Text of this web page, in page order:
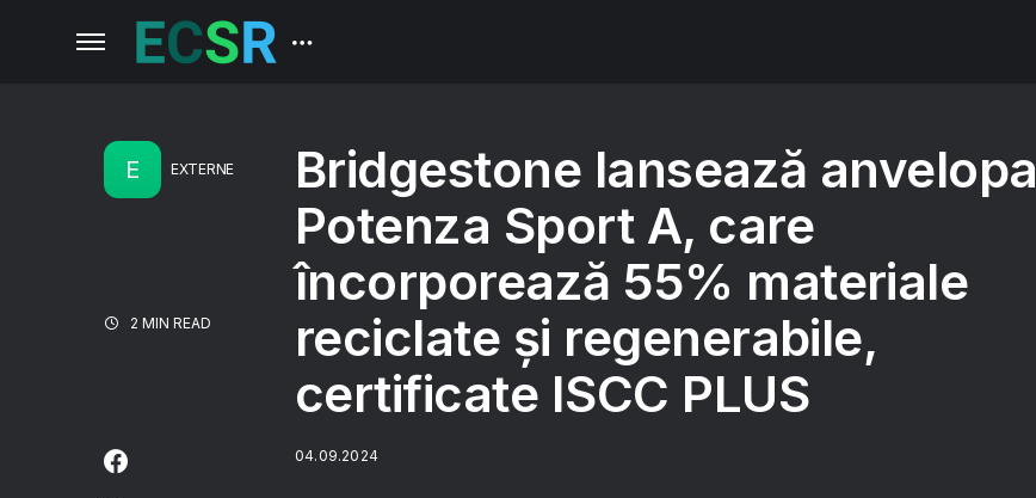
E EXTERNE
2 MIN READ
Bridgestone lansează anvelopa
Potenza Sport A, care
încorporează 55% materiale
reciclate și regenerabile,
certificate ISCC PLUS
04.09.2024